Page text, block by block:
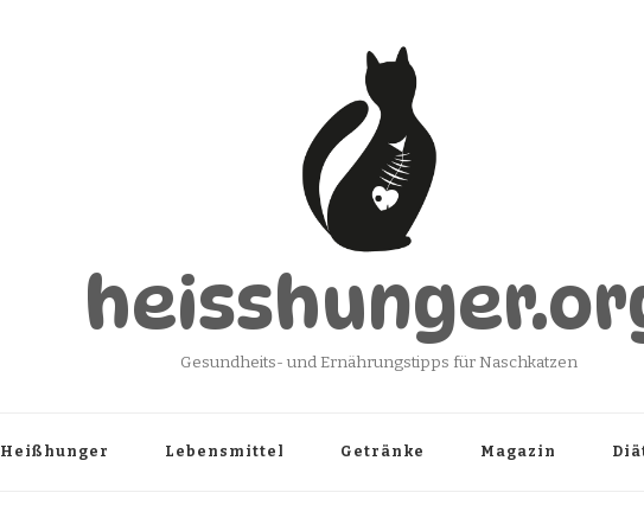
Gesundheits- und Ernährungstipps für Naschkatzen
Heißhunger Lebensmittel Getränke Magazin